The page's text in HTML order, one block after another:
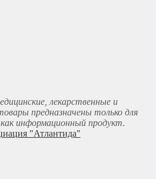
лекарственные и
предназначены только для
как информационный продукт.
"Атлантида"